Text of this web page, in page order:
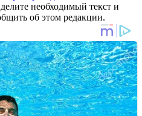
необходимый текст и
об этом редакции.